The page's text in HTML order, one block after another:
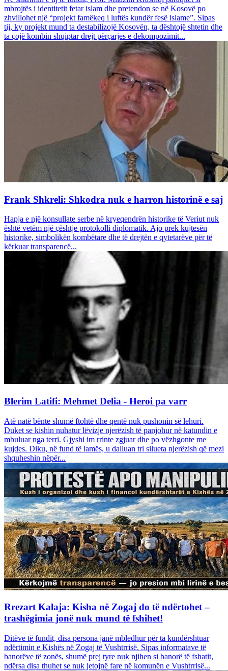
mbrojtës i identitetit fetar islam dhe pretendon se në Kosovë po
zhvillohet një “projekt famëkeq i luftës kundër fesë islame”. Sipas
tij, ky projekt mund ta destabilizojë Kosovën, ta dështojë shtetin dhe
ta çojë kombin shqiptar drejt përçarjes e dekompozimit...
Frank Shkreli: Shkodra nuk e harron historinë e saj
Hapja e një konsullate serbe në kryeqendrën historike të Veriut nuk
është vetëm një çështje protokolli diplomatik. Ajo prek kujtesën
historike, simbolikën kombëtare dhe të drejtën e qytetarëve për të
kërkuar transparencë...
Blerim Latifi: Mehmet Delia - Heroi pa varr
Atë natë bënte shumë ftohtë dhe qentë nuk pushonin së lehuri.
Duket se kishin nuhatur lëvizje njerëzish të panjohur në katundin e
mbuluar nga terri. Gjyshi im rrinte zgjuar dhe po vëzhgonte me
kujdes. Diku, në fund të lamës, u dalluan tri silueta njerëzish që mezi
shquheshin nëpër...
Rrezart Kalaja: Kisha në Zogaj do të ndërtohet –
trashëgimia jonë nuk mund të fshihet!
Ditëve të fundit, disa persona janë mbledhur për ta kundërshtuar
ndërtimin e Kishës në Zogaj të Vushtrrisë. Sipas informatave të
banorëve të zonës, shumë prej tyre nuk njihen si banorë të fshatit,
ndërsa disa thuhet se nuk jetojnë fare në komunën e Vushtrrisë...